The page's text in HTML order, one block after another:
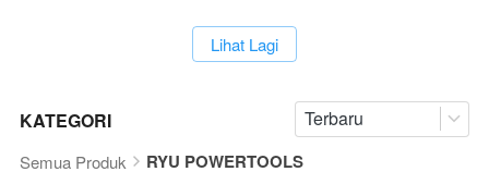
`Lihat Lagi
KATEGORI Terbaru
Semua Produk RYU POWERTOOLS